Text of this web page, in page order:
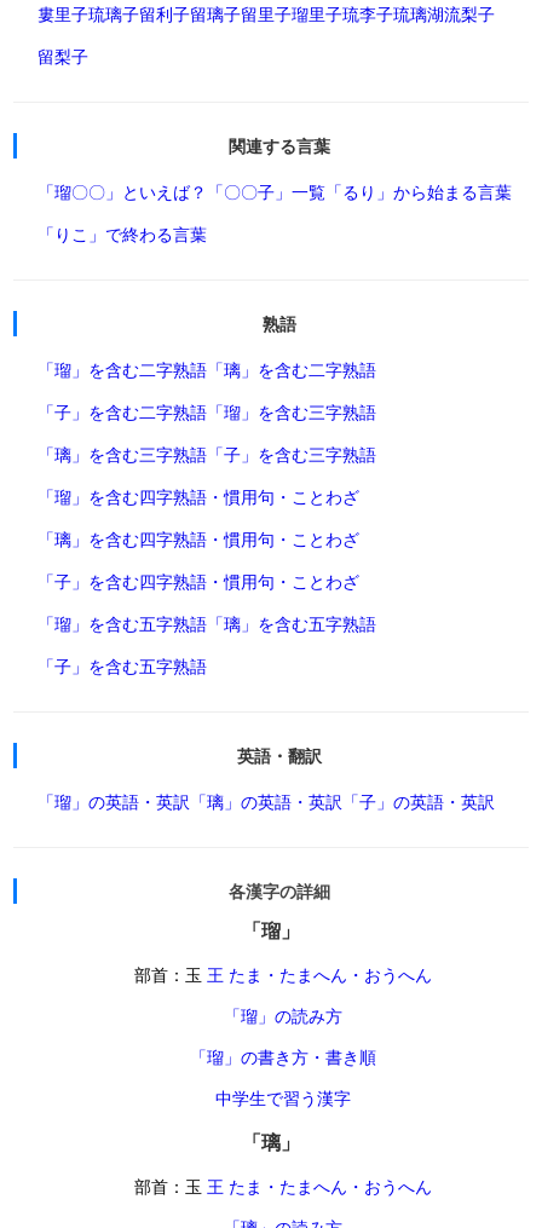
婁里子琉璃子留利子留璃子留里子瑠里子琉李子琉璃湖流梨子
留梨子
関連する言葉
「瑠〇〇」といえば？ 「〇〇子」一覧 「るり」から始まる言葉
「りこ」で終わる言葉
熟語
「瑠」を含む二字熟語 「璃」を含む二字熟語
「子」を含む二字熟語 「瑠」を含む三字熟語
「璃」を含む三字熟語 「子」を含む三字熟語
「瑠」を含む四字熟語・慣用句・ことわざ
「璃」を含む四字熟語・慣用句・ことわざ
「子」を含む四字熟語・慣用句・ことわざ
「瑠」を含む五字熟語 「璃」を含む五字熟語
「子」を含む五字熟語
英語・翻訳
「瑠」の英語・英訳 「璃」の英語・英訳 「子」の英語・英訳
各漢字の詳細
「瑠」
部首：玉 王 たま・たまへん・おうへん
「瑠」の読み方
「瑠」の書き方・書き順
中学生で習う漢字
「璃」
部首：玉 王 たま・たまへん・おうへん